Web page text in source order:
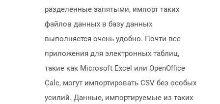
разделенные запятыми, импорт таких
файлов данных в базу данных
выполняется очень удобно. Почти все
приложения для электронных таблиц,
такие как Microsoft Excel или OpenOffice
Calc, могут импортировать CSV без особых
усилий. Данные, импортируемые из таких